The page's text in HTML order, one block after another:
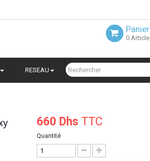
Panier
0 Article
RESEAU
660 Dhs TTC
Quantité